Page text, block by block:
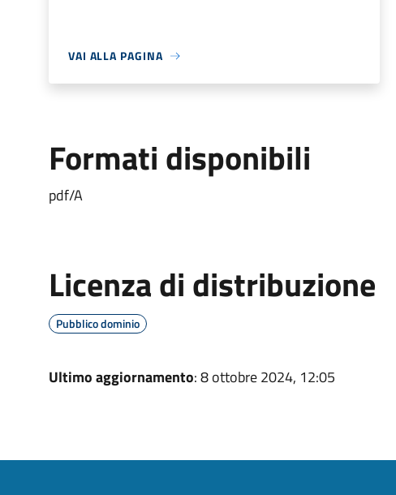
VAI ALLA PAGINA
Formati disponibili
pdf/A
Licenza di distribuzione
Pubblico dominio
Ultimo aggiornamento: 8 ottobre 2024, 12:05